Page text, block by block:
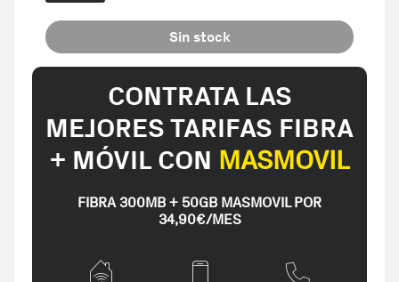
Sin stock
CONTRATA LAS
MEJORES TARIFAS FIBRA
+ MÓVIL CON MASMOVIL
FIBRA 300MB + 50GB MASMOVIL POR
34,90€/MES